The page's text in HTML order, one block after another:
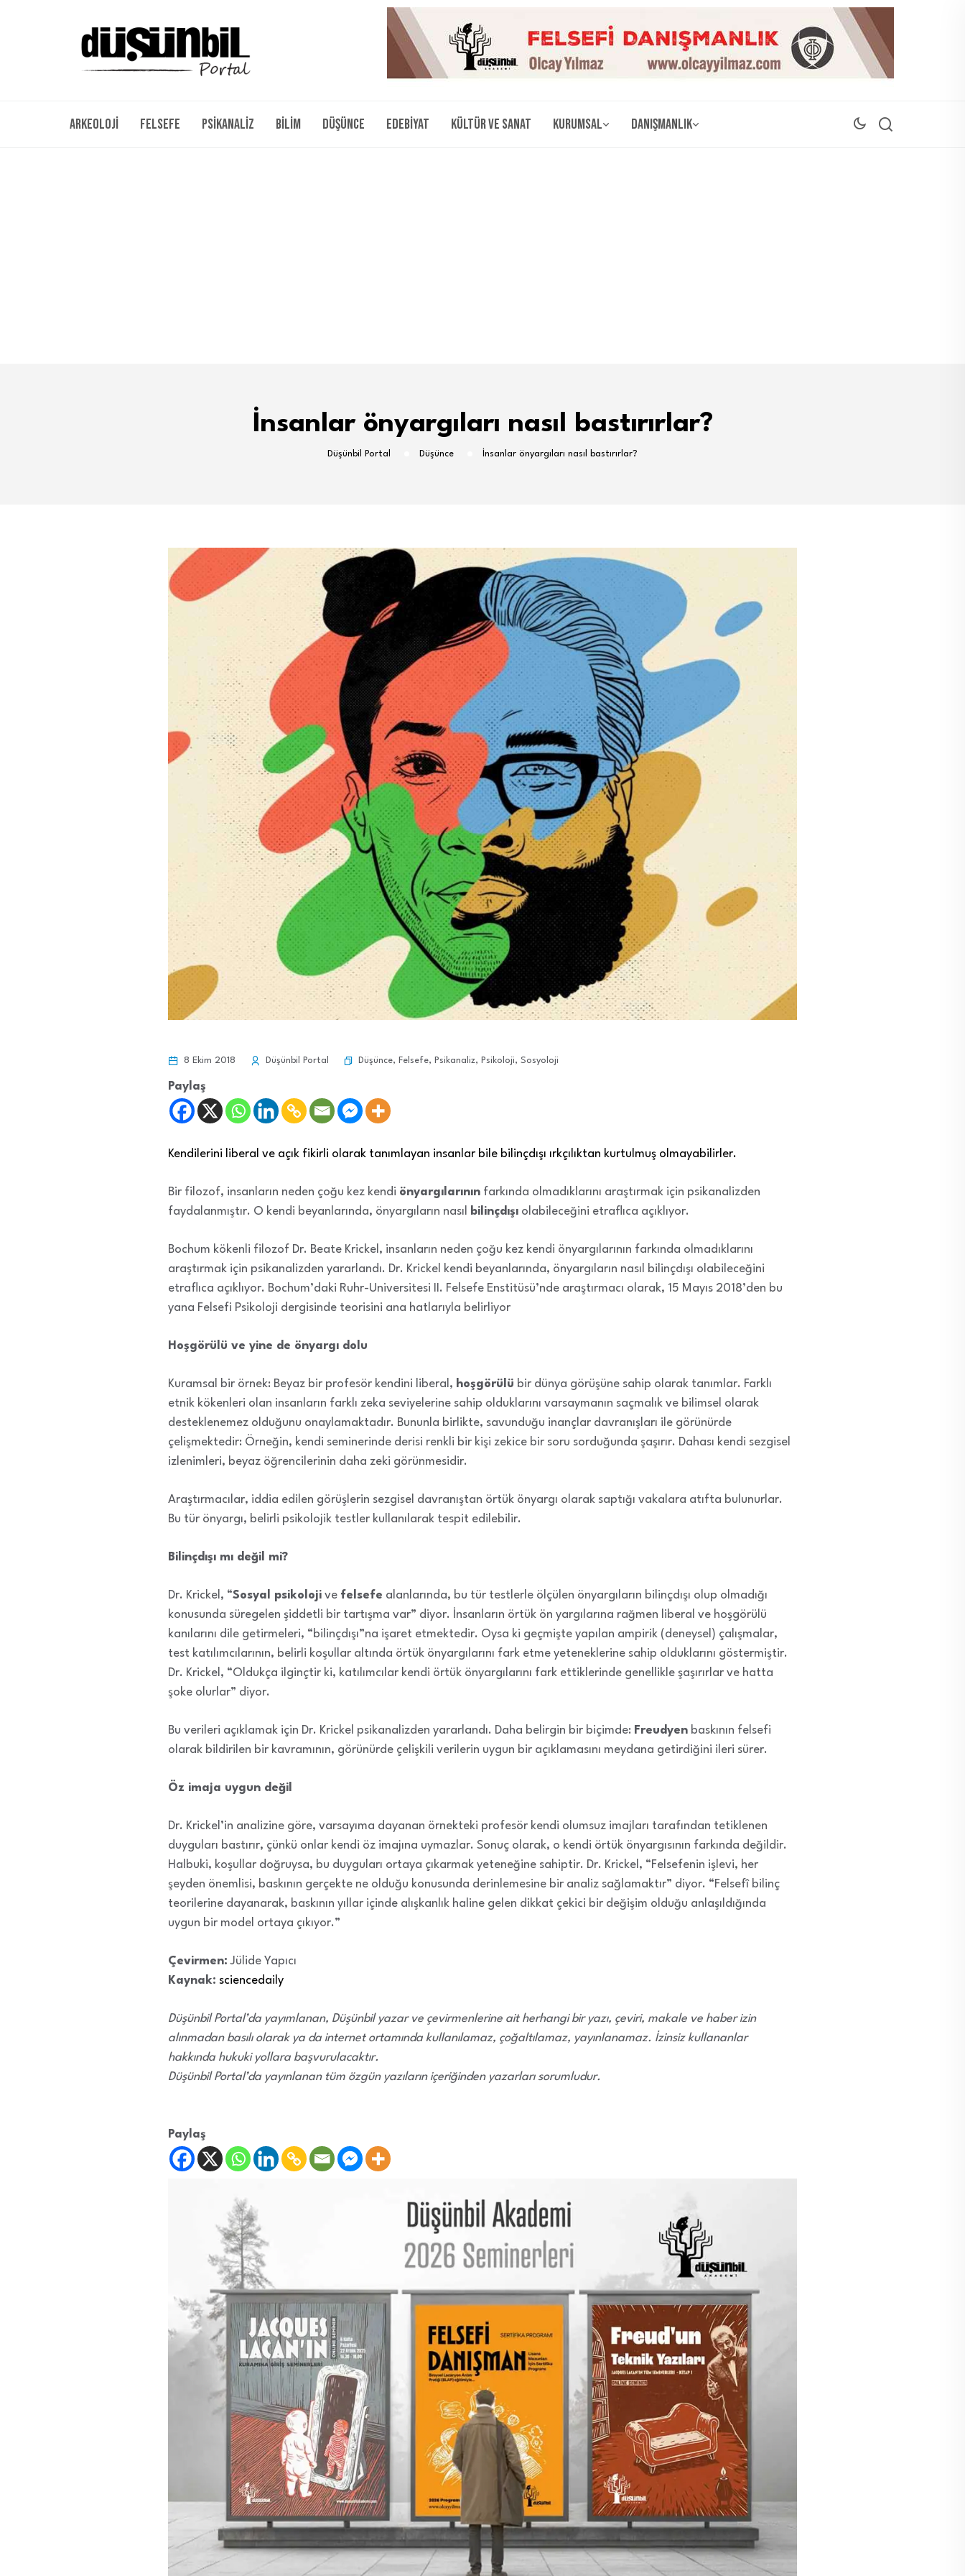
Arkeoloji Felsefe Psikanaliz Bilim Düşünce Edebiyat Kültür ve Sanat Kurumsal Danışmanlık
İnsanlar önyargıları nasıl bastırırlar?
Düşünbil Portal Düşünce İnsanlar önyargıları nasıl bastırırlar?
8 Ekim 2018 Düşünbil Portal Düşünce, Felsefe, Psikanaliz, Psikoloji, Sosyoloji
Paylaş
Kendilerini liberal ve açık fikirli olarak tanımlayan insanlar bile bilinçdışı ırkçılıktan kurtulmuş olmayabilirler.
Bir filozof, insanların neden çoğu kez kendi önyargılarının farkında olmadıklarını araştırmak için psikanalizden
faydalanmıştır. O kendi beyanlarında, önyargıların nasıl
bilinçdışı olabileceğini etraflıca açıklıyor.
Bochum kökenli filozof Dr. Beate Krickel, insanların neden çoğu kez kendi önyargılarının farkında olmadıklarını
araştırmak için psikanalizden yararlandı. Dr. Krickel kendi beyanlarında, önyargıların nasıl bilinçdışı olabileceğini
etraflıca açıklıyor. Bochum’daki Ruhr-Universitesi II. Felsefe Enstitüsü’nde araştırmacı olarak, 15 Mayıs 2018’den bu
yana Felsefi Psikoloji dergisinde teorisini ana hatlarıyla belirliyor
Hoşgörülü ve yine de önyargı dolu
Kuramsal bir örnek: Beyaz bir profesör kendini liberal, hoşgörülü bir dünya görüşüne sahip olarak tanımlar. Farklı
etnik kökenleri olan insanların farklı zeka seviyelerine sahip olduklarını varsaymanın saçmalık ve bilimsel olarak
desteklenemez olduğunu onaylamaktadır. Bununla birlikte, savunduğu inançlar davranışları ile görünürde
çelişmektedir: Örneğin, kendi seminerinde derisi renkli bir kişi zekice bir soru sorduğunda şaşırır. Dahası kendi sezgisel
izlenimleri, beyaz öğrencilerinin daha zeki görünmesidir.
Araştırmacılar, iddia edilen görüşlerin sezgisel davranıştan örtük önyargı olarak saptığı vakalara atıfta bulunurlar.
Bu tür önyargı, belirli psikolojik testler kullanılarak tespit edilebilir.
Bilinçdışı mı değil mi?
Dr. Krickel, “Sosyal psikoloji ve felsefe alanlarında, bu tür testlerle ölçülen önyargıların bilinçdışı olup olmadığı
konusunda süregelen şiddetli bir tartışma var” diyor. İnsanların örtük ön yargılarına rağmen liberal ve hoşgörülü
kanılarını dile getirmeleri, “bilinçdışı”na işaret etmektedir. Oysa ki geçmişte yapılan ampirik (deneysel) çalışmalar,
test katılımcılarının, belirli koşullar altında örtük önyargılarını fark etme yeteneklerine sahip olduklarını göstermiştir.
Dr. Krickel, “Oldukça ilginçtir ki, katılımcılar kendi örtük önyargılarını fark ettiklerinde genellikle şaşırırlar ve hatta
şoke olurlar” diyor.
Bu verileri açıklamak için Dr. Krickel psikanalizden yararlandı. Daha belirgin bir biçimde: Freudyen baskının felsefi
olarak bildirilen bir kavramının, görünürde çelişkili verilerin uygun bir açıklamasını meydana getirdiğini ileri sürer.
Öz imaja uygun değil
Dr. Krickel’in analizine göre, varsayıma dayanan örnekteki profesör kendi olumsuz imajları tarafından tetiklenen
duyguları bastırır, çünkü onlar kendi öz imajına uymazlar. Sonuç olarak, o kendi örtük önyargısının farkında değildir.
Halbuki, koşullar doğruysa, bu duyguları ortaya çıkarmak yeteneğine sahiptir. Dr. Krickel, “Felsefenin işlevi, her
şeyden önemlisi, baskının gerçekte ne olduğu konusunda derinlemesine bir analiz sağlamaktır” diyor. “Felsefî bilinç
teorilerine dayanarak, baskının yıllar içinde alışkanlık haline gelen dikkat çekici bir değişim olduğu anlaşıldığında
uygun bir model ortaya çıkıyor.”
Çevirmen: Jülide Yapıcı
Kaynak: sciencedaily
Düşünbil Portal’da yayımlanan, Düşünbil yazar ve çevirmenlerine ait herhangi bir yazı, çeviri, makale ve haber izin
alınmadan basılı olarak ya da internet ortamında kullanılamaz, çoğaltılamaz, yayınlanamaz. İzinsiz kullananlar
hakkında hukuki yollara başvurulacaktır.
Düşünbil Portal’da yayınlanan tüm özgün yazıların içeriğinden yazarları sorumludur.
Paylaş